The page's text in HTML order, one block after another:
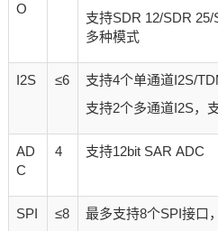
O
支持SDR 12/SDR
多种模式
I2S ≤6
支持4个单通道I2S/
支持2个多通道I2S，
AD
C
4 支持12bit SAR ADC
SPI ≤8 最多支持8个SPI接口